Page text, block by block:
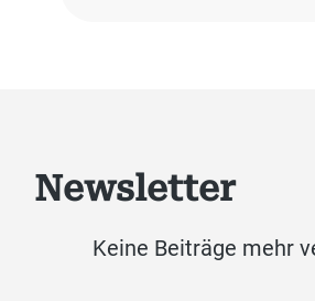
Newsletter
Keine Beiträge mehr